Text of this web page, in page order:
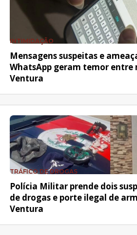
INTIMIDAÇÃO
Mensagens suspeitas e
WhatsApp geram temor entre
Ventura
TRÁFICO DE DROGAS
Polícia Militar prende dois
de drogas e porte ilegal de
Ventura